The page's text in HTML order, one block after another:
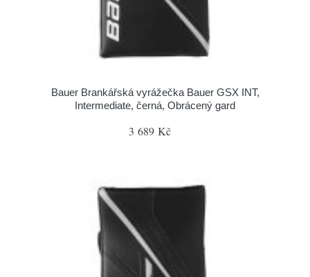
Bauer Brankářská vyrážečka Bauer GSX INT,
Intermediate, černá, Obrácený gard
3 689 Kč